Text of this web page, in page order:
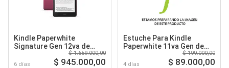
Kindle Paperwhite
Signature Gen 12va de
32Gb 7 Pulgadas Rosa
6 días
$ 1.659.000,00
$ 945.000,00
Estuche Para Kindle
Paperwhite 11va Gen de
6.8 Pulgadas Color Café
4 días
$ 199.000,00
$ 89.000,00